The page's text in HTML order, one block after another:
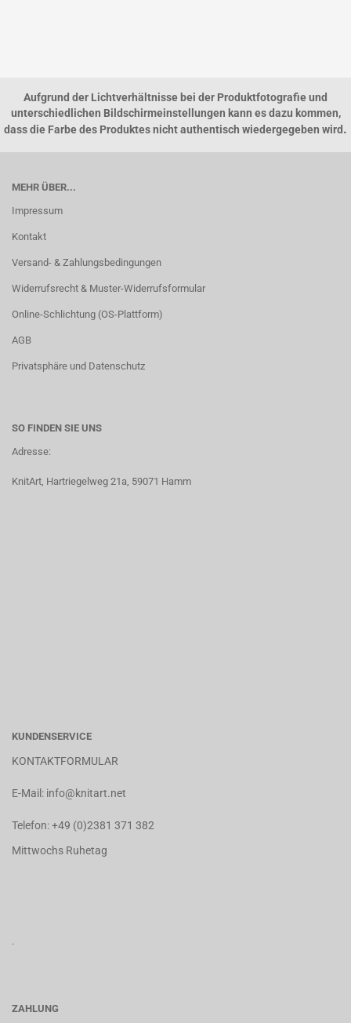
Aufgrund der Lichtverhältnisse bei der Produktfotografie und
unterschiedlichen Bildschirmeinstellungen kann es dazu kommen,
dass die Farbe des Produktes nicht authentisch wiedergegeben wird .
MEHR ÜBER...
Impressum
Kontakt
Versand- & Zahlungsbedingungen
Widerrufsrecht & Muster-Widerrufsformular
Online-Schlichtung (OS-Plattform)
AGB
Privatsphäre und Datenschutz
SO FINDEN SIE UNS
Adresse:
KnitArt, Hartriegelweg 21a, 59071 Hamm
KUNDENSERVICE
KONTAKTFORMULAR
E-Mail: info@knitart.net
Telefon:+49 (0)2381 371 382
Mittwochs Ruhetag
.
ZAHLUNG